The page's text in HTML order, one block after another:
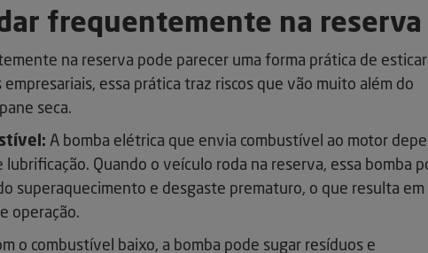
frequentemente na reserva
na reserva pode parecer uma forma prática de
essa prática traz riscos que vão muito além do
seca.
A bomba elétrica que envia combustível ao motor
Quando o veículo roda na reserva, essa bomba
superaquecimento e desgaste prematuro, o que resulta em
operação.
o combustível baixo, a bomba pode sugar resíduos e